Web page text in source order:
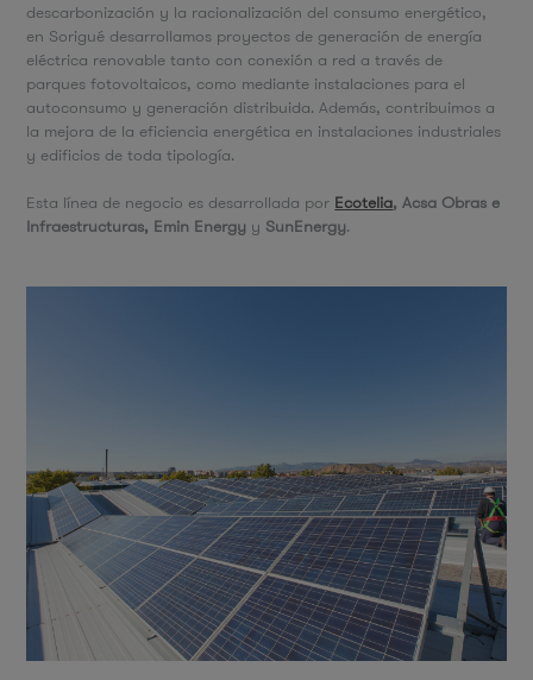
descarbonización y la racionalización del consumo energético,
en Sorigué desarrollamos proyectos de generación de energía
eléctrica renovable tanto con conexión a red a través de
parques fotovoltaicos, como mediante instalaciones para el
autoconsumo y generación distribuida. Además, contribuimos a
la mejora de la eficiencia energética en instalaciones industriales
y edificios de toda tipología.
Esta línea de negocio es desarrollada por Ecotelia, Acsa Obras e
Infraestructuras, Emin Energy y SunEnergy.